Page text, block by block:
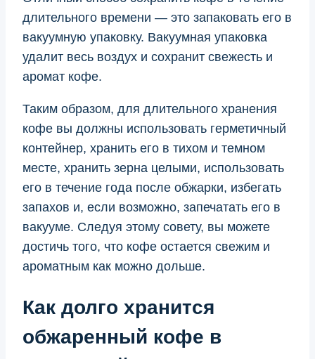
длительного времени — это запаковать его в
вакуумную упаковку. Вакуумная упаковка
удалит весь воздух и сохранит свежесть и
аромат кофе.
Таким образом, для длительного хранения
кофе вы должны использовать герметичный
контейнер, хранить его в тихом и темном
месте, хранить зерна целыми, использовать
его в течение года после обжарки, избегать
запахов и, если возможно, запечатать его в
вакууме. Следуя этому совету, вы можете
достичь того, что кофе остается свежим и
ароматным как можно дольше.
Как долго хранится
обжаренный кофе в